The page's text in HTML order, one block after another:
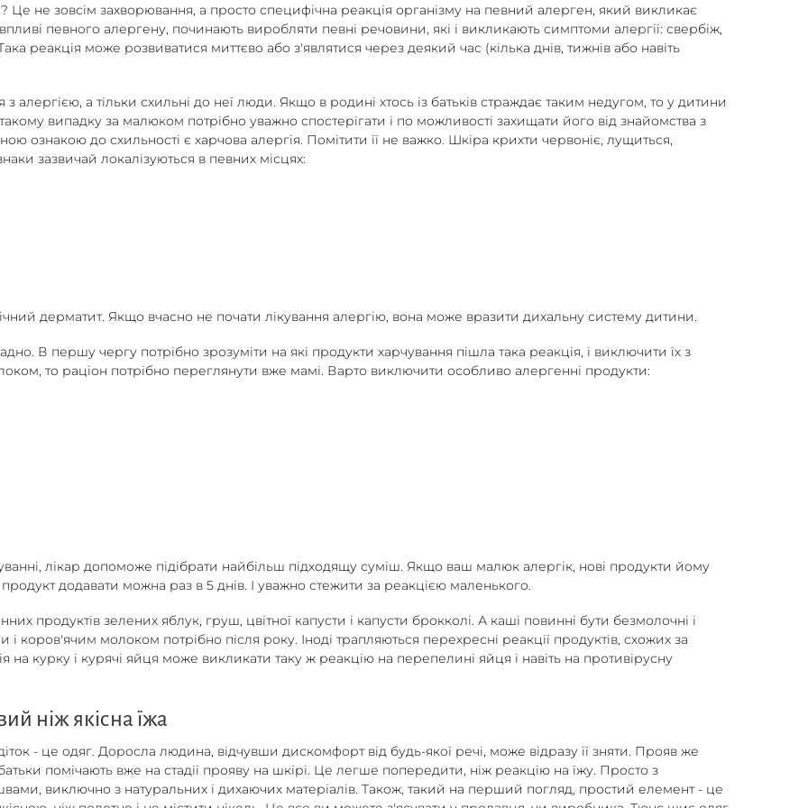
Це не зовсім захворювання, а просто специфічна реакція організму на певний алерген, який викликає
певного алергену, починають виробляти певні речовини, які і викликають симптоми алергії: свербіж,
реакція може розвиватися миттєво або з'являтися через деякий час (кілька днів, тижнів або навіть
а тільки схильні до неї люди. Якщо в родині хтось із батьків страждає таким недугом, то у дитини
випадку за малюком потрібно уважно спостерігати і по можливості захищати його від знайомства з
ознакою до схильності є харчова алергія. Помітити її не важко. Шкіра крихти червоніє, лущиться,
зазвичай локалізуються в певних місцях:
дерматит. Якщо вчасно не почати лікування алергію, вона може вразити дихальну систему дитини.
В першу чергу потрібно зрозуміти на які продукти харчування пішла така реакція, і виключити їх з
то раціон потрібно переглянути вже мамі. Варто виключити особливо алергенні продукти:
лікар допоможе підібрати найбільш підходящу суміш. Якщо ваш малюк алергік, нові продукти йому
додавати можна раз в 5 днів. І уважно стежити за реакцією маленького.
зелених яблук, груш, цвітної капусти і капусти брокколі. А каші повинні бути безмолочні і
молоком потрібно після року. Іноді трапляються перехресні реакції продуктів, схожих за
на курку і курячі яйця може викликати таку ж реакцію на перепелині яйця і навіть на противірусну
ніж якісна їжа
- це одяг. Доросла людина, відчувши дискомфорт від будь-якої речі, може відразу її зняти. Прояв же
помічають вже на стадії прояву на шкірі. Це легше попередити, ніж реакцію на їжу. Просто з
виключно з натуральних і дихаючих матеріалів. Також, такий на перший погляд, простий елемент - це